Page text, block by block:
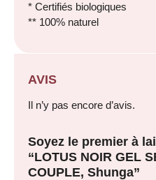
* Certifiés biologiques
** 100% naturel
AVIS
Il n’y pas encore d’avis.
Soyez le premier à
“LOTUS NOIR GEL
COUPLE, Shunga”